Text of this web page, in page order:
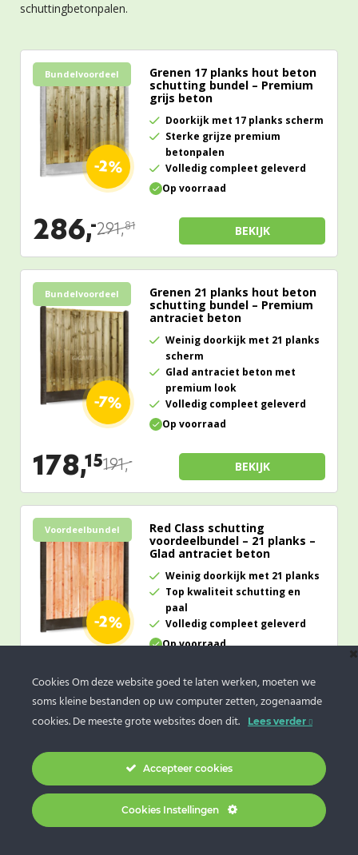
schuttingbetonpalen.
Bundelvoordeel
-2%
Op voorraad
Grenen 17 planks hout beton
schutting bundel – Premium
grijs beton
Doorkijk met 17 planks scherm
Sterke grijze premium
betonpalen
Volledig compleet geleverd
286,-291,81 BEKIJK
Bundelvoordeel
-7%
Op voorraad
Grenen 21 planks hout beton
schutting bundel – Premium
antraciet beton
Weinig doorkijk met 21 planks
scherm
Glad antraciet beton met
premium look
Volledig compleet geleverd
178,15191,- BEKIJK
Voordeelbundel
-2%
Op voorraad
Red Class schutting
voordeelbundel – 21 planks –
Glad antraciet beton
Weinig doorkijk met 21 planks
Top kwaliteit schutting en
paal
Volledig compleet geleverd
211,97217,- BEKIJK
Voordeelbundel
voordeelbundel – 21 planks –
Premium grijs beton
Weinig doorkijk met 21 planks
Top kwaliteit schutting en
premium palen
Cookies Om deze website goed te laten werken, moeten we
soms kleine bestanden op uw computer zetten, zogenaamde
cookies. De meeste grote websites doen dit.
Lees verder
Accepteer cookies
Cookies Instellingen